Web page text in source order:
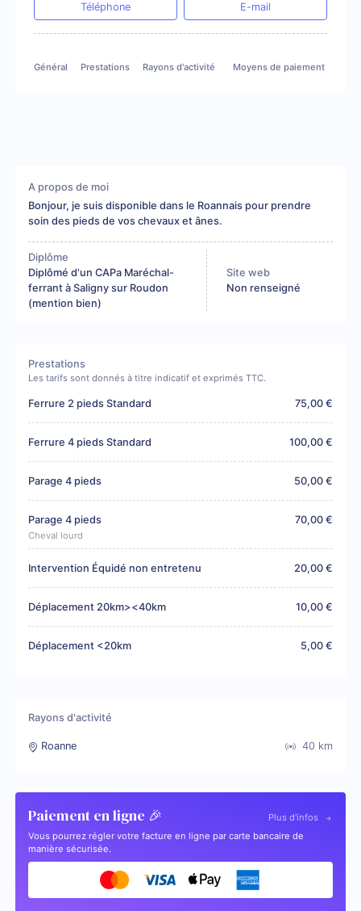
Téléphone E-mail
Général Prestations Rayons d'activité Moyens de paiement
A propos de moi
Bonjour, je suis disponible dans le Roannais pour prendre
soin des pieds de vos chevaux et ânes.
Diplôme
Diplômé d'un CAPa Maréchal-
ferrant à Saligny sur Roudon
(mention bien)
Site web
Non renseigné
Prestations
Les tarifs sont donnés à titre indicatif et exprimés TTC.
Ferrure 2 pieds Standard 75,00 €
Ferrure 4 pieds Standard 100,00 €
Parage 4 pieds 50,00 €
Parage 4 pieds
Cheval lourd
70,00 €
Intervention Équidé non entretenu 20,00 €
Déplacement 20km><40km 10,00 €
Déplacement <20km 5,00 €
Rayons d'activité
Roanne 40 km
Paiement en ligne 🎉
Plus d'infos
Vous pourrez régler votre facture en ligne par carte bancaire de
manière sécurisée.